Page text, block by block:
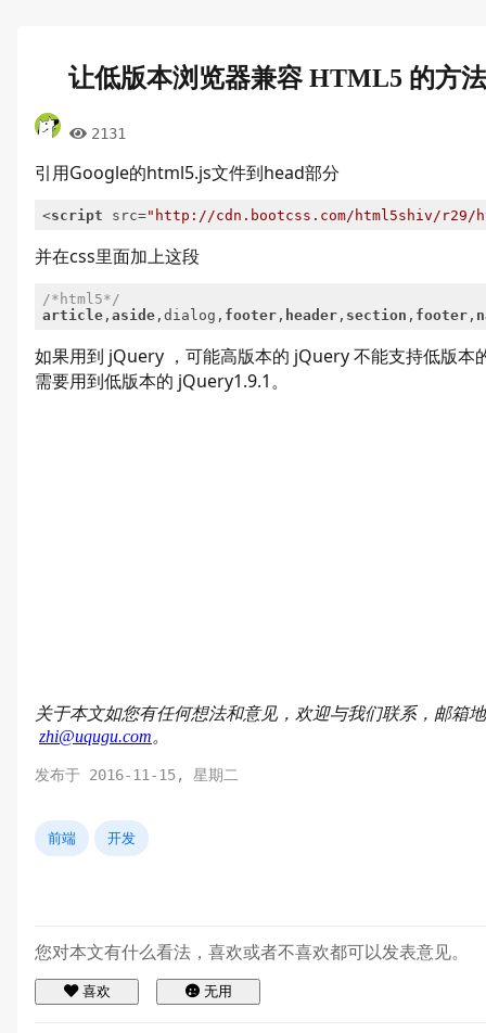
让低版本浏览器兼容 HTML5 的方法
2131
引用Google的html5.js文件到head部分
<script src="http://cdn.bootcss.com/html5shiv/r29/
并在css里面加上这段
/*html5*/
article, aside,dialog, footer, header, section , footer,
如果用到 jQuery ，可能高版本的 jQuery 不能支持低版本
需要用到低版本的 jQuery1.9.1。
关于本文如您有任何想法和意见，欢迎与我们联系，邮箱
zhi@uqugu.com。
发布于 2016-11-15, 星期二
前端 开发
您对本文有什么看法，喜欢或者不喜欢都可以发表意见。
喜欢 无用